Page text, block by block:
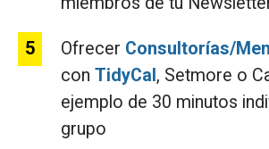
Ofrecer Consultorías/
con TidyCal , Setmore o
ejemplo de 30 minutos
grupo